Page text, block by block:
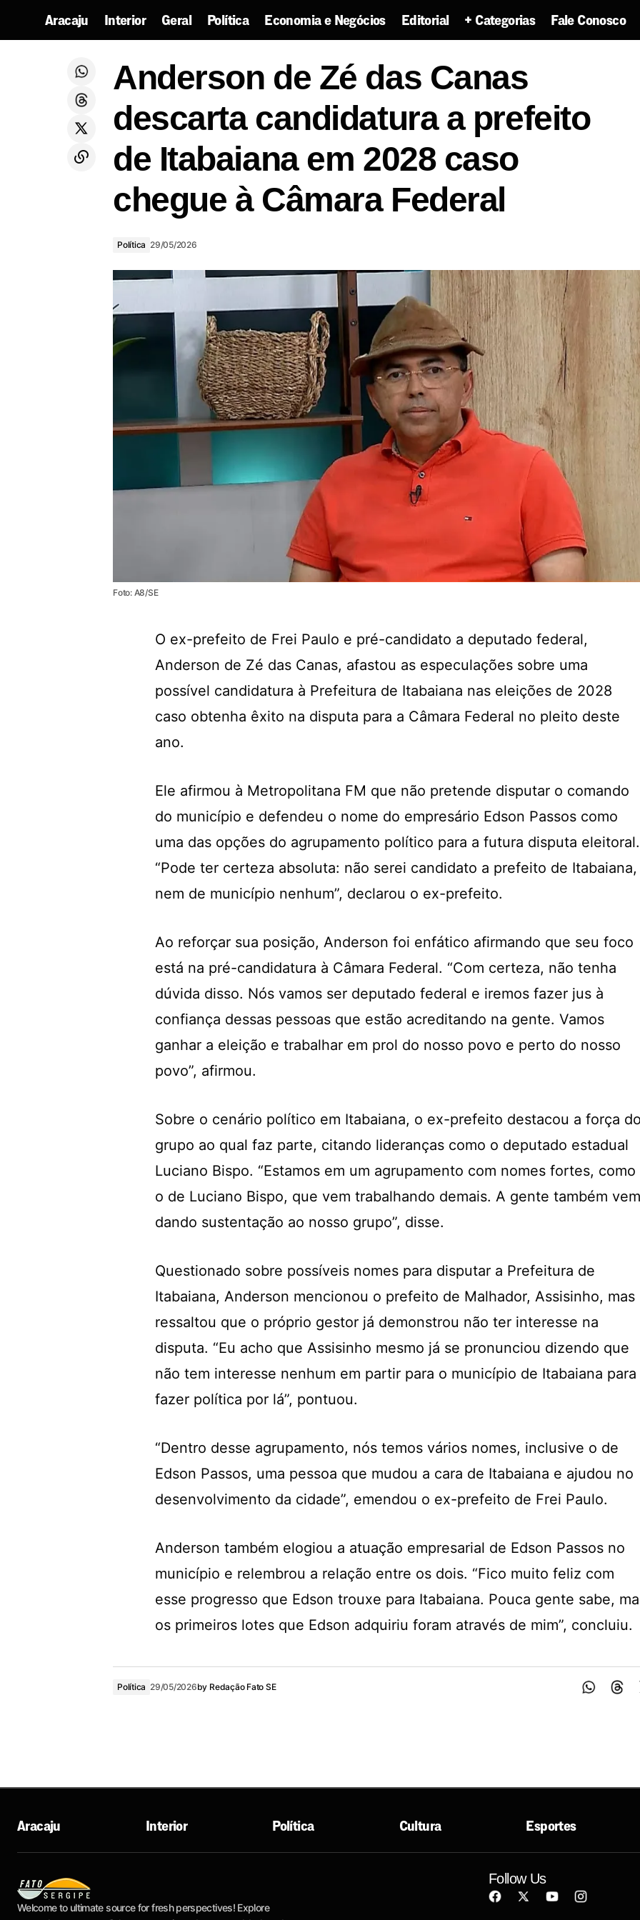
Aracaju Interior Geral Política Economia e Negócios Editorial + Categorias Fale Conosco
Arraiá do Povo e a Vila do Forró
2028 caso chegue à Câmara Federal
Anderson de Zé das Canas
descarta candidatura a prefeito
de Itabaiana em 2028 caso
chegue à Câmara Federal
Política 29/05/2026
Foto: A8/SE
O ex-prefeito de Frei Paulo e pré-candidato a deputado federal,
Anderson de Zé das Canas, afastou as especulações sobre uma
possível candidatura à Prefeitura de Itabaiana nas eleições de 2028
caso obtenha êxito na disputa para a Câmara Federal no pleito deste
ano.
Ele afirmou à Metropolitana FM que não pretende disputar o comando
do município e defendeu o nome do empresário Edson Passos como
uma das opções do agrupamento político para a futura disputa eleitoral.
“Pode ter certeza absoluta: não serei candidato a prefeito de Itabaiana,
nem de município nenhum”, declarou o ex-prefeito.
Ao reforçar sua posição, Anderson foi enfático afirmando que seu foco
está na pré-candidatura à Câmara Federal. “Com certeza, não tenha
dúvida disso. Nós vamos ser deputado federal e iremos fazer jus à
confiança dessas pessoas que estão acreditando na gente. Vamos
ganhar a eleição e trabalhar em prol do nosso povo e perto do nosso
povo”, afirmou.
Sobre o cenário político em Itabaiana, o ex-prefeito destacou a força
grupo ao qual faz parte, citando lideranças como o deputado estadual
Luciano Bispo. “Estamos em um agrupamento com nomes fortes, como
o de Luciano Bispo, que vem trabalhando demais. A gente também vem
dando sustentação ao nosso grupo”, disse.
Questionado sobre possíveis nomes para disputar a Prefeitura de
Itabaiana, Anderson mencionou o prefeito de Malhador, Assisinho, mas
ressaltou que o próprio gestor já demonstrou não ter interesse na
disputa. “Eu acho que Assisinho mesmo já se pronunciou dizendo que
não tem interesse nenhum em partir para o município de Itabaiana para
fazer política por lá”, pontuou.
“Dentro desse agrupamento, nós temos vários nomes, inclusive o de
Edson Passos, uma pessoa que mudou a cara de Itabaiana e ajudou no
desenvolvimento da cidade”, emendou o ex-prefeito de Frei Paulo.
Anderson também elogiou a atuação empresarial de Edson Passos no
município e relembrou a relação entre os dois. “Fico muito feliz com
esse progresso que Edson trouxe para Itabaiana. Pouca gente sabe,
os primeiros lotes que Edson adquiriu foram através de mim”, concluiu.
Política 29/05/2026by Redação Fato SE
Welcome to ultimate source for fresh perspectives! Explore
Aracaju Interior Política Cultura Esportes
Follow Us